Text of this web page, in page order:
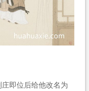
即位后给他改名为